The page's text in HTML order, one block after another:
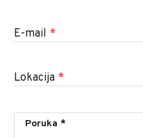
E-mail *
Lokacija *